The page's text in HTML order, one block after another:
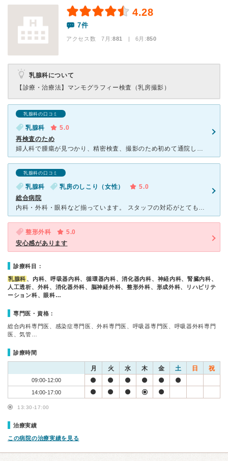
4.28
7件
アクセス数 7月:881 | 6月:850
乳腺科について
【診療・治療法】 マンモグラフィー検査（乳房撮影）
乳腺科の口コミ
乳腺科
5.0
再検査のため
婦人科で腫瘍が見つかり、精密検査、撮影のため初めて通院しました。 悪いものだったらと、少し緊張していましたが、看護師のみなさんに優しく対応していただいて、とても安心できました。各検査室にいくときも、
乳腺科の口コミ
乳腺科 乳房のしこり（女性）
5.0
総合病院
内科・外科・眼科など揃っています。 スタッフの対応がとても良く、交通の便も良く通いやすいです。 私も現在通院中ですが、いつも皆様に声をかけていただいてます。 専門分野も充実しており、いつもと違う
整形外科
5.0
安心感があります
診療科目：
乳腺科 、内科、呼吸器内科、循環器内科、消化器内科、神経内科、腎臓内科、
人工透析、外科、消化器外科、脳神経外科、整形外科、形成外科、リハビリテ
ーション科、眼科…
専門医・資格：
総合内科専門医、感染症専門医、外科専門医、呼吸器専門医、呼吸器外科専門
医、気管…
診療時間
月 火 水 木 金 土 日 祝
09:00-12:00
14:00-17:00
13:30-17:00
治療実績
この病院の治療実績を見る